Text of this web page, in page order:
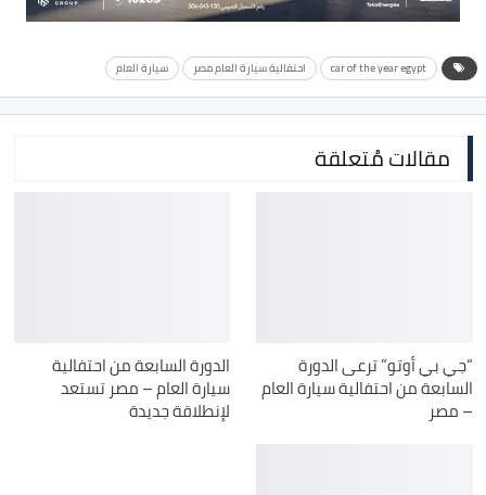
car of the year egypt احتفالية سيارة العام مصر سيارة العام
مقالات مُتعلقة
“جي بي أوتو” ترعى الدورة
السابعة من احتفالية سيارة العام
– مصر
الدورة السابعة من احتفالية
سيارة العام – مصر تستعد
لإنطلاقة جديدة